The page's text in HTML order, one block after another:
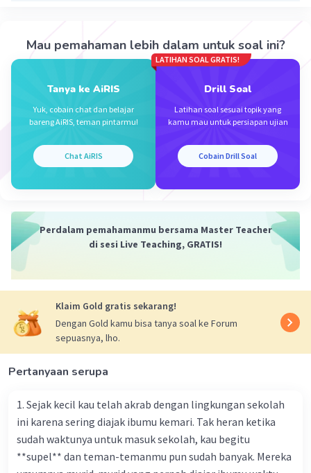
Iklan
Mau pemahaman lebih dalam untuk soal ini?
Tanya ke AiRIS
Yuk, cobain chat dan belajar
bareng AiRIS, teman pintarmu!
Chat AiRIS
LATIHAN SOAL GRATIS!
Drill Soal
Latihan soal sesuai topik yang
kamu mau untuk persiapan ujian
Cobain Drill Soal
Perdalam pemahamanmu bersama Master Teacher
di sesi Live Teaching, GRATIS!
Klaim Gold gratis sekarang!
Dengan Gold kamu bisa tanya soal ke Forum
sepuasnya, lho.
Pertanyaan serupa
1. Sejak kecil kau telah akrab dengan lingkungan sekolah
ini karena sering diajak ibumu kemari. Tak heran ketika
sudah waktunya untuk masuk sekolah, kau begitu
**supel** dan teman-temanmu pun sudah banyak. Mereka